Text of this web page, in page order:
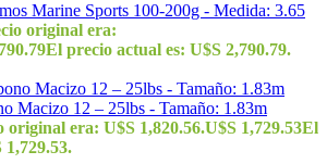
Marine Sports 100-200g - Medida: 3.65
original era:
El precio actual es: U$S 2,790.79.
Macizo 12 – 25lbs - Tamaño: 1.83m
original era: U$S 1,820.56.U$S 1,729.53El
1,729.53.